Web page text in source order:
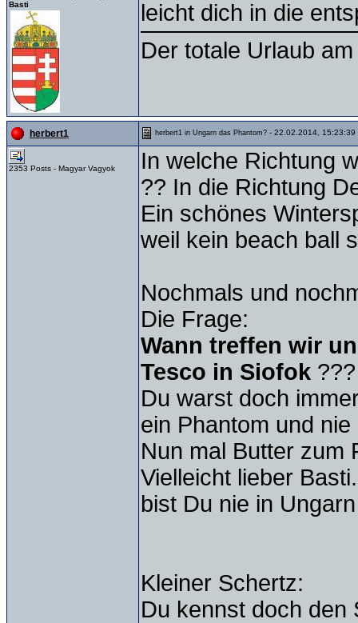
Basti
leicht dich in die
Der totale Urlaub
herbert1 herbert1 in Ungarn das Phantom? - 22.02.2014, 15:23:39
2353 Posts - Magyar Vagyok
In welche Richtung
?? In die Richtung
Ein schönes
weil kein beach ball
Nochmals und
Die Frage:
Wann treffen wir
Tesco in Siofok ???
Du warst doch
ein Phantom und
Nun mal Butter zum
Vielleicht lieber
bist Du nie in
Kleiner Schertz:
Du kennst doch den